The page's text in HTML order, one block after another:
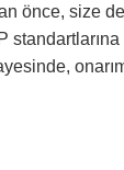
önce, size